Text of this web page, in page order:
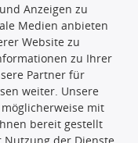
Datenbank dürfen
Anzeigen zu
Medien anbieten
Website zu
zu Ihrer
Partner für
weiter. Unsere
mit
bereit gestellt